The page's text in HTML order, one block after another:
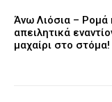
Άνω Λιόσια – Ρομά
απειλητικά
μαχαίρι στο